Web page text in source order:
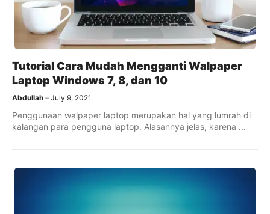
Tutorial Cara Mudah Mengganti Walpaper
Laptop Windows 7, 8, dan 10
Abdullah July 9, 2021
Penggunaan walpaper laptop merupakan hal yang lumrah di
kalangan para pengguna laptop. Alasannya jelas, karena ...